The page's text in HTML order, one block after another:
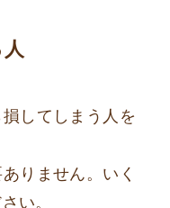
してしまう人を
りません。いく
い。